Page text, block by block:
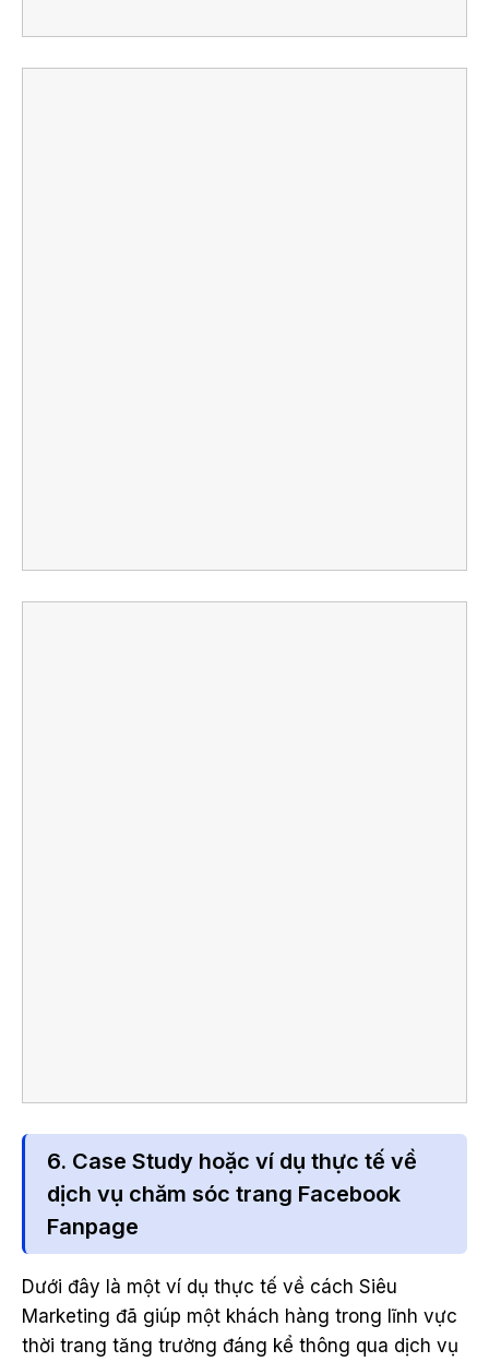
6. Case Study hoặc ví dụ thực tế về
dịch vụ chăm sóc trang Facebook
Fanpage
Dưới đây là một ví dụ thực tế về cách Siêu
Marketing đã giúp một khách hàng trong lĩnh vực
thời trang tăng trưởng đáng kể thông qua dịch vụ